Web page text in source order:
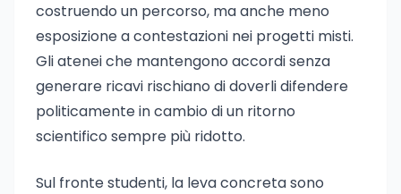
costruendo un percorso, ma anche meno
esposizione a contestazioni nei progetti misti.
Gli atenei che mantengono accordi senza
generare ricavi rischiano di doverli difendere
politicamente in cambio di un ritorno
scientifico sempre più ridotto.
Sul fronte studenti, la leva concreta sono